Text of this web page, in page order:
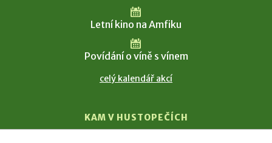
Letní kino na Amfiku
Povídání o víně s vínem
celý kalendář akcí
KAM V HUSTOPEČÍCH